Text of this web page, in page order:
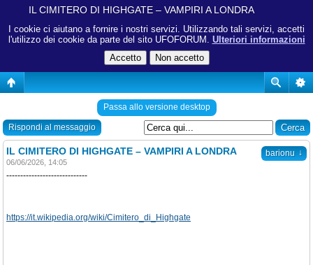
I cookie ci aiutano a fornire i nostri servizi. Utilizzando tali servizi, accetti
l'utilizzo dei cookie da parte del sito UFOFORUM. Ulteriori informazioni
IL CIMITERO DI HIGHGATE – VAMPIRI A LONDRA
Passa allo versione desktop
Rispondi al messaggio
barionu ↓
IL CIMITERO DI HIGHGATE – VAMPIRI A LONDRA
06/06/2026, 14:05
-----------------------------
https://it.wikipedia.org/wiki/Cimitero_di_Highgate